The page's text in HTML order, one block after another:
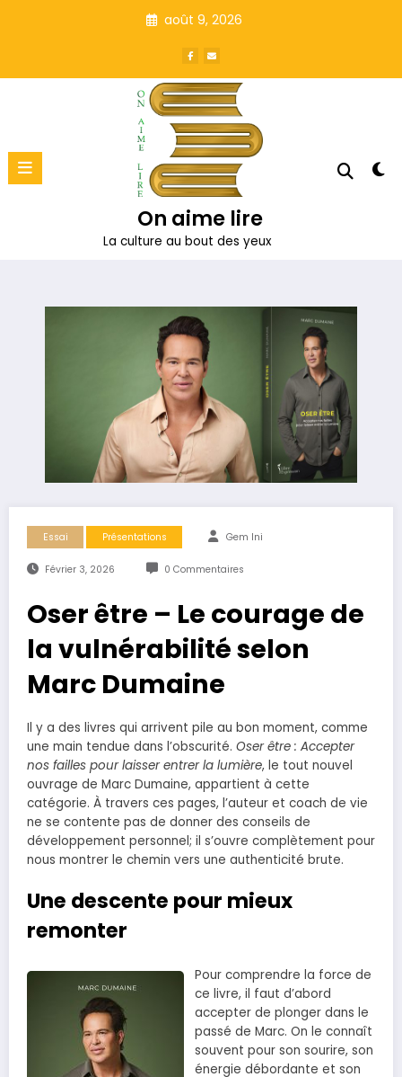
août 9, 2026
On aime lire
La culture au bout des yeux
Essai Présentations Gem Ini
Février 3, 2026 0 Commentaires
Oser être – Le courage de
la vulnérabilité selon
Marc Dumaine
Il y a des livres qui arrivent pile au bon moment, comme
une main tendue dans l’obscurité. Oser être : Accepter
nos failles pour laisser entrer la lumière, le tout nouvel
ouvrage de Marc Dumaine, appartient à cette
catégorie. À travers ces pages, l’auteur et coach de vie
ne se contente pas de donner des conseils de
développement personnel; il s’ouvre complètement pour
nous montrer le chemin vers une authenticité brute.
Une descente pour mieux
remonter
Pour comprendre la force de
ce livre, il faut d’abord
accepter de plonger dans le
passé de Marc. On le connaît
souvent pour son sourire, son
énergie débordante et son